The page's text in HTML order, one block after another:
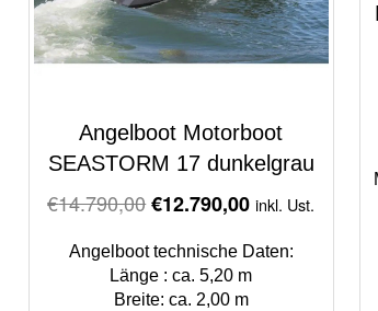
Angelboot Motorboot
SEASTORM 17 dunkelgrau
€14.790,00Original
was:
€14.790,00.
€12.790,00Current
is:
€12.790,00.
inkl. Ust.
Angelboot technische Daten:
Länge : ca. 5,20 m
Breite: ca. 2,00 m